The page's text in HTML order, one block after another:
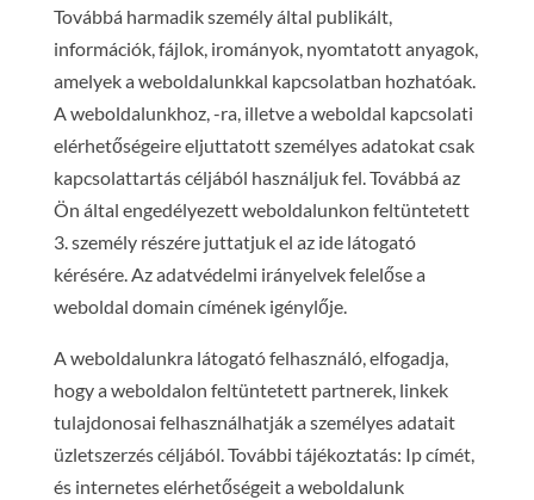
Továbbá harmadik személy által publikált,
információk, fájlok, irományok, nyomtatott anyagok,
amelyek a weboldalunkkal kapcsolatban hozhatóak.
A weboldalunkhoz, -ra, illetve a weboldal kapcsolati
elérhetőségeire eljuttatott személyes adatokat csak
kapcsolattartás céljából használjuk fel. Továbbá az
Ön által engedélyezett weboldalunkon feltüntetett
3. személy részére juttatjuk el az ide látogató
kérésére. Az adatvédelmi irányelvek felelőse a
weboldal domain címének igénylője.
A weboldalunkra látogató felhasználó, elfogadja,
hogy a weboldalon feltüntetett partnerek, linkek
tulajdonosai felhasználhatják a személyes adatait
üzletszerzés céljából. További tájékoztatás: Ip címét,
és internetes elérhetőségeit a weboldalunk